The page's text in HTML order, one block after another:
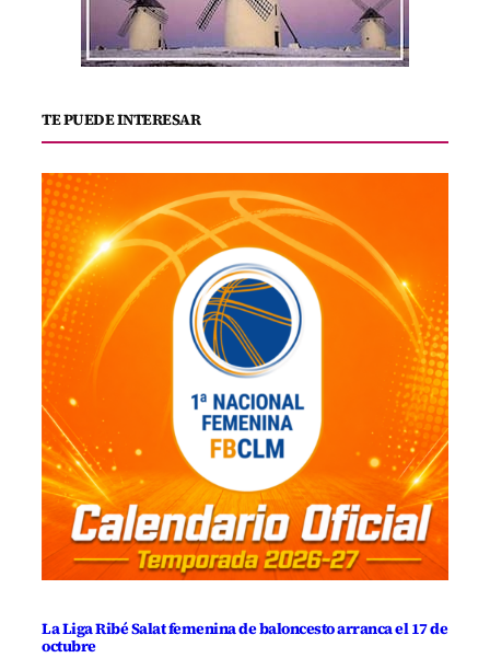
TE PUEDE INTERESAR
La Liga Ribé Salat femenina de baloncesto arranca el 17 de
octubre